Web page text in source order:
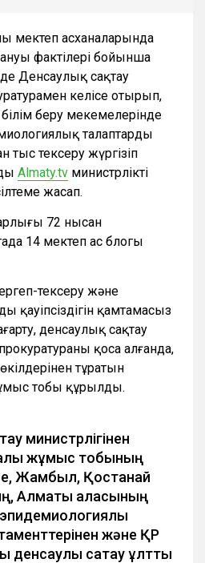
мектеп асханаларында
фактілері бойынша
Денсаулық сақтау
келісе отырып,
беру мекемелерінде
талаптардың
тыс тексеру жүргізіп
Аlmaty.tv министрліктің
жасап.
72 нысан
14 мектеп ас блогы
тексеру және
қауіпсіздігін қамтамасыз
денсаулық сақтау
қоса алғанда,
тұратын
тобы құрылды.
министрлігінен
жұмыс тобының
Жамбыл, Қостанай
Алматы қаласының
және ҚР
сақтау ұлттық